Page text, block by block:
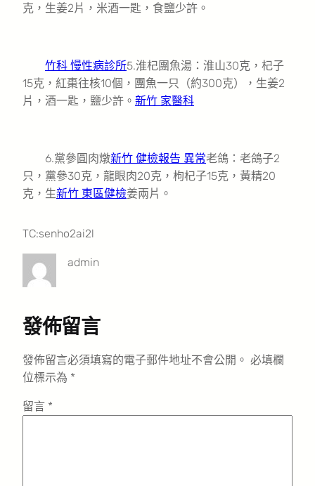
克，生姜2片，米酒一匙，食鹽少許。
竹科 慢性病診所5.淮杞團魚湯：淮山30克，杞子
15克，紅棗往核10個，團魚一只（約300克），生姜2
片，酒一匙，鹽少許。 新竹 家醫科
6.黨參圓肉燉新竹 健檢報告 異常老鴿：老鴿子2
只，黨參30克，龍眼肉20克，枸杞子15克，黃精20
克，生新竹 東區健檢姜兩片。
TC:senho2ai2l
admin
發佈留言
發佈留言必須填寫的電子郵件地址不會公開。 必填欄
位標示為 *
留言 *